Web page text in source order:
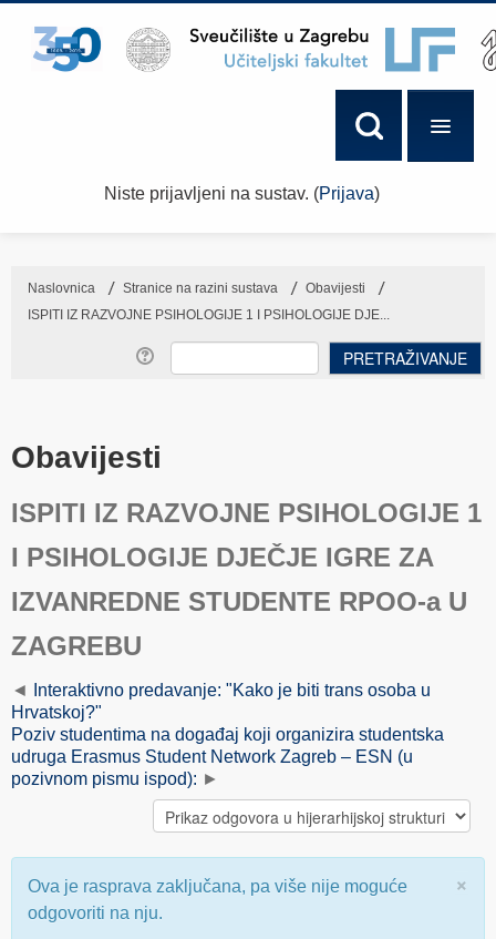
Niste prijavljeni na sustav. (Prijava)
Naslovnica → Stranice na razini sustava → Obavijesti
→
ISPITI IZ RAZVOJNE PSIHOLOGIJE 1 I PSIHOLOGIJE DJE...
Obavijesti
ISPITI IZ RAZVOJNE PSIHOLOGIJE 1
I PSIHOLOGIJE DJEČJE IGRE ZA
IZVANREDNE STUDENTE RPOO-a U
ZAGREBU
Interaktivno predavanje: "Kako je biti trans osoba u
Hrvatskoj?"
Poziv studentima na događaj koji organizira studentska
udruga Erasmus Student Network Zagreb – ESN (u
pozivnom pismu ispod):
×
Ova je rasprava zaključana, pa više nije moguće
odgovoriti na nju.